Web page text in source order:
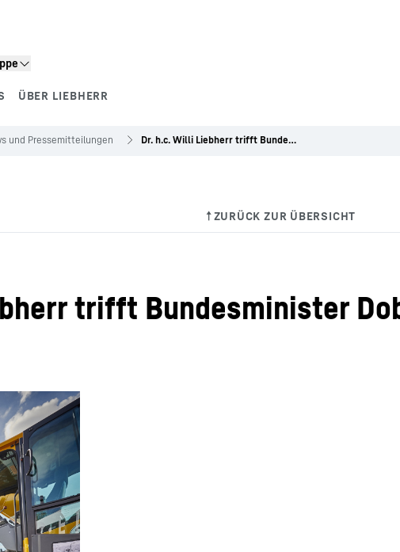
ÜBER LIEBHERR
und Pressemitteilungen Dr. h.c. Willi Liebherr trifft Bundesminister Dobrindt auf der InnoTrans 2016
trifft Bundesminister